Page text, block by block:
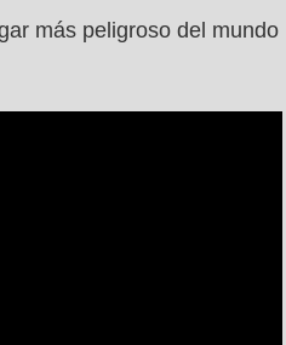
más peligroso del mundo